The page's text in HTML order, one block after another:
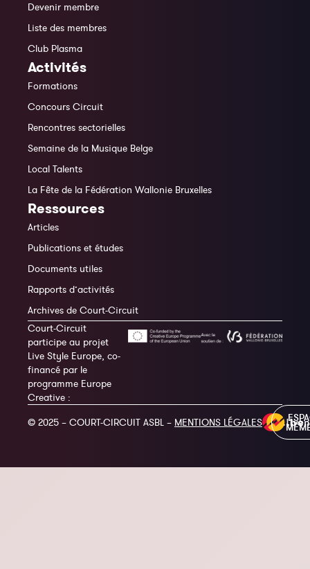
Devenir membre
Liste des membres
Club Plasma
Activités
Formations
Concours Circuit
Rencontres sectorielles
Semaine de la Musique Belge
Local Talents
La Fête de la Fédération Wallonie Bruxelles
Ressources
Articles
Publications et études
Documents utiles
Rapports d’activités
Archives de Court-Circuit
Court-Circuit
participe au projet
Live Style Europe, co-
financé par le
programme Europe
Creative :
© 2025 – COURT-CIRCUIT ASBL – MENTIONS LÉGALES